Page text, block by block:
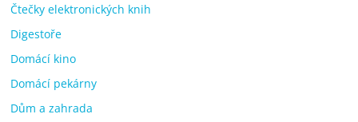
Čtečky elektronických knih
Digestoře
Domácí kino
Domácí pekárny
Dům a zahrada